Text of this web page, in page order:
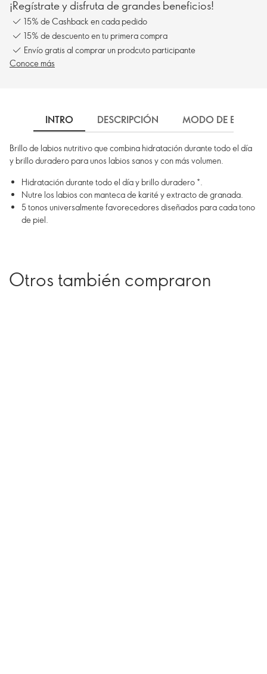
¡Regístrate y disfruta de grandes beneficios!
15% de Cashback en cada pedido
15% de descuento en tu primera compra
Envío gratis al comprar un prodcuto participante
Conoce más
INTRO DESCRIPCIÓN MODO DE EMPLEO
Brillo de labios nutritivo que combina hidratación durante todo el día
y brillo duradero para unos labios sanos y con más volumen.
Hidratación durante todo el día y brillo duradero *.
Nutre los labios con manteca de karité y extracto de granada.
5 tonos universalmente favorecedores diseñados para cada tono
de piel.
Otros también compraron